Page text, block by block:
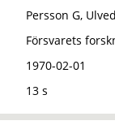
Persson G,
Försvarets
1970-02-01
13 s